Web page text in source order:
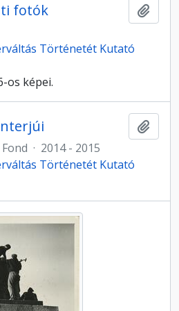
fotók
Történetét Kutató
os képei.
Fond · 2014 - 2015
Történetét Kutató